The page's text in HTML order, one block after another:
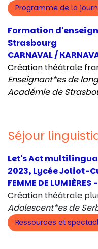
Programme de la
Formation
Strasbourg
CARNAVAL /
Création théâtrale
Enseignant*es de
Académie de
Séjour
Let's Act
2023, Lycée Joliot-
FEMME DE
Création théâtrale
Adolescent*es de
Ressources et